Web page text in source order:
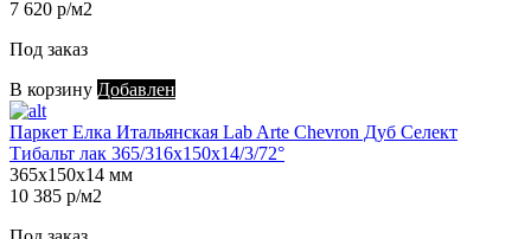
7 620 р/м2
Под заказ
В корзину Добавлен
Паркет Елка Итальянская Lab Arte Chevron Дуб Селект
Тибальт лак 365/316х150х14/3/72°
365х150х14 мм
10 385 р/м2